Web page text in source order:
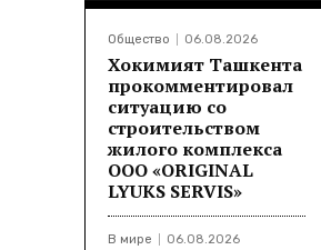
Общество 06.08.2026
Хокимият Ташкента
прокомментировал
ситуацию со
строительством
жилого комплекса
ООО «ORIGINAL
LYUKS SERVIS»
В мире 06.08.2026